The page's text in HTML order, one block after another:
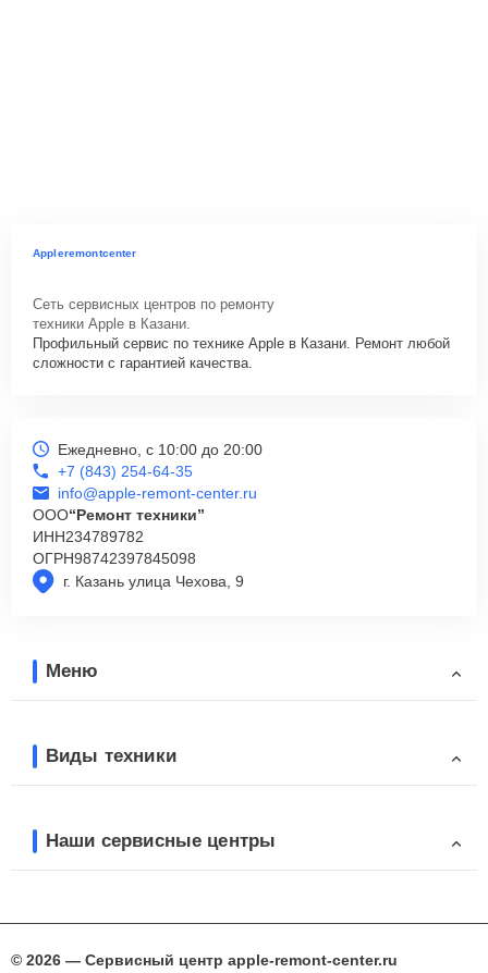
Appleremontcenter
Сеть сервисных центров по ремонту
техники Apple в Казани.
Профильный сервис по технике Apple в Казани. Ремонт любой
сложности с гарантией качества.
г. Казань улица Чехова, 9
Ежедневно, с 10:00 до 20:00
+7 (843) 254-64-35
info@apple-remont-center.ru
ООО“Ремонт техники”
ИНН234789782
ОГРН98742397845098
Меню
Виды техники
Наши сервисные центры
© 2026 — Сервисный центр apple-remont-center.ru